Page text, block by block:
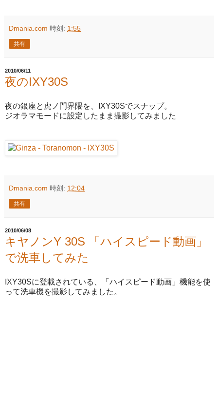
Dmania.com 時刻: 1:55
共有
2010/06/11
夜のIXY30S
夜の銀座と虎ノ門界隈を、IXY30Sでスナップ。
ジオラマモードに設定したまま撮影してみました
Dmania.com 時刻: 12:04
共有
2010/06/08
キヤノンY 30S 「ハイスピード動画」
で洗車してみた
IXY30Sに登載されている、「ハイスピード動画」機能を使
って洗車機を撮影してみました。